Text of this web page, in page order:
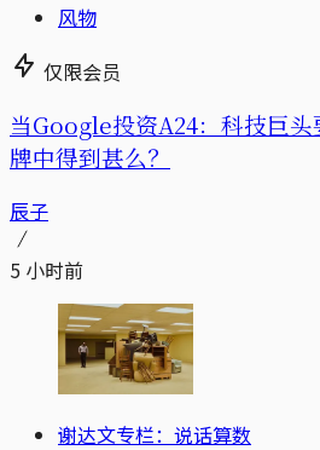
风物
仅限会员
当Google投资A24：科技巨
牌中得到甚么？
辰子
5 小时前
谢达文专栏：说话算数